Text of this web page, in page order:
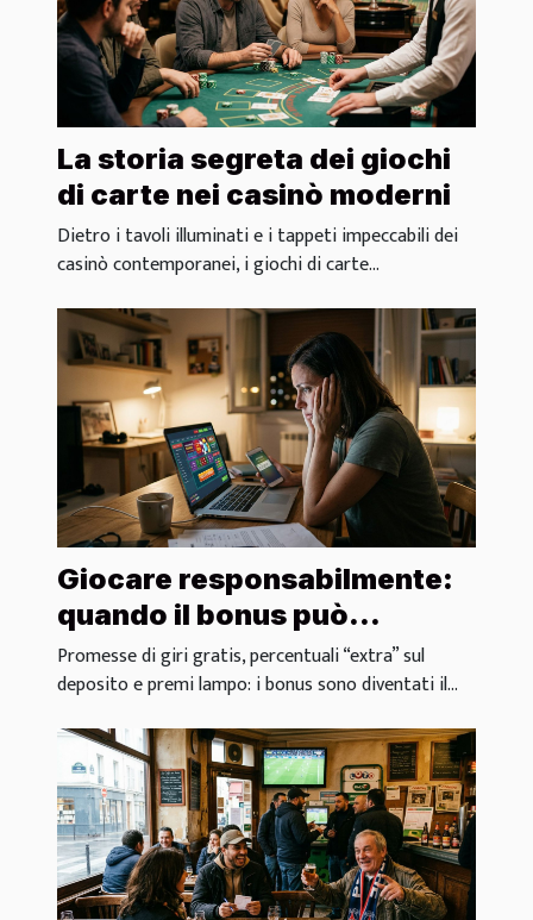
La storia segreta dei giochi
di carte nei casinò moderni
Dietro i tavoli illuminati e i tappeti impeccabili dei
casinò contemporanei, i giochi di carte...
Giocare responsabilmente:
quando il bonus può
diventare una trappola
Promesse di giri gratis, percentuali “extra” sul
deposito e premi lampo: i bonus sono diventati il...